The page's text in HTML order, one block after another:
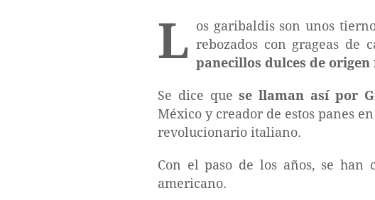
L os garibaldis son unos
rebozados con grageas de
panecillos dulces de origen
Se dice quese llaman así por
México y creador de estos panes
revolucionario italiano.
Con el paso de los años, se han
americano.